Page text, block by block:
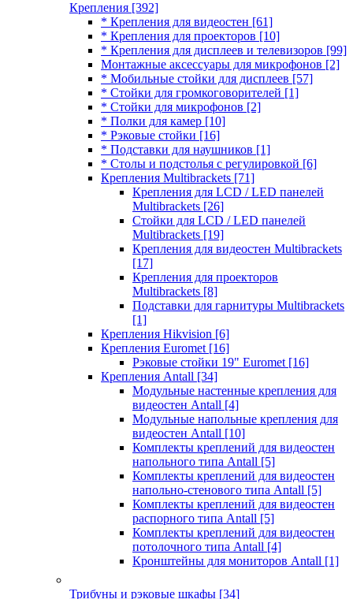
Крепления [392]
* Крепления для видеостен [61]
* Крепления для проекторов [10]
* Крепления для дисплеев и телевизоров [99]
Монтажные аксессуары для микрофонов [2]
* Мобильные стойки для дисплеев [57]
* Стойки для громкоговорителей [1]
* Стойки для микрофонов [2]
* Полки для камер [10]
* Рэковые стойки [16]
* Подставки для наушников [1]
* Столы и подстолья с регулировкой [6]
Крепления Multibrackets [71]
Крепления для LCD / LED панелей
Multibrackets [26]
Стойки для LCD / LED панелей
Multibrackets [19]
Крепления для видеостен Multibrackets
[17]
Крепления для проекторов
Multibrackets [8]
Подставки для гарнитуры Multibrackets
[1]
Крепления Hikvision [6]
Крепления Euromet [16]
Рэковые стойки 19" Euromet [16]
Крепления Antall [34]
Модульные настенные крепления для
видеостен Antall [4]
Модульные напольные крепления для
видеостен Antall [10]
Комплекты креплений для видеостен
напольного типа Antall [5]
Комплекты креплений для видеостен
напольно-стенового типа Antall [5]
Комплекты креплений для видеостен
распорного типа Antall [5]
Комплекты креплений для видеостен
потолочного типа Antall [4]
Кронштейны для мониторов Antall [1]
Трибуны и рэковые шкафы [34]